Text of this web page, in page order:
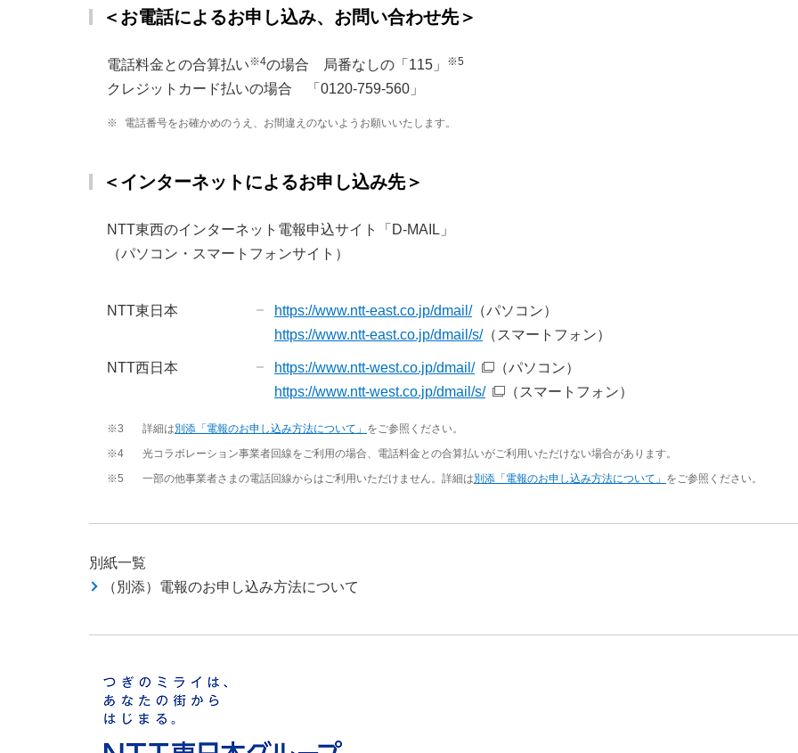
＜お電話によるお申し込み、お問い合わせ先＞
電話料金との合算払い※4の場合 局番なしの「115」 ※5
クレジットカード払いの場合 「0120-759-560」
※ 電話番号をお確かめのうえ、お間違えのないようお願いいたします。
＜インターネットによるお申し込み先＞
NTT東西のインターネット電報申込サイト「D-MAIL」
（パソコン・スマートフォンサイト）
NTT東日本 https://www.ntt-east.co.jp/dmail/（パソコン）
https://www.ntt-east.co.jp/dmail/s/（スマートフォン）
NTT西日本 https://www.ntt-west.co.jp/dmail/
（パソコン）
https://www.ntt-west.co.jp/dmail/s/
（スマートフォン）
※3 詳細は別添「電報のお申し込み方法について」 をご参照ください。
※4
光コラボレーション事業者回線をご利用の場合、電話料金との合算払いがご利用いただけない場合があります。
※5
一部の他事業者さまの電話回線からはご利用いただけません。詳細は別添「電報のお申し込み方法について」 をご参照ください。
別紙一覧
（別添）電報のお申し込み方法について